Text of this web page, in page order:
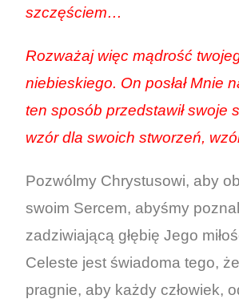
szczęściem…
Rozważaj więc mądrość
niebieskiego. On posłał Mnie
ten sposób przedstawił swoje
wzór dla swoich stworzeń,
Pozwólmy Chrystusowi, aby
swoim Sercem, abyśmy
zadziwiającą głębię Jego
Celeste jest świadoma tego,
pragnie, aby każdy człowiek,